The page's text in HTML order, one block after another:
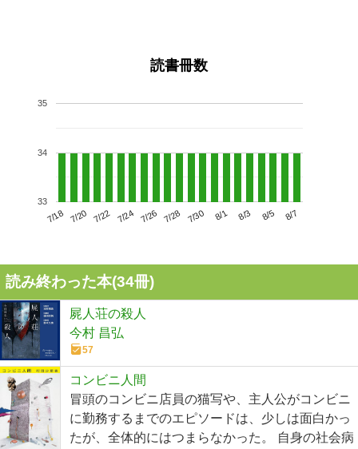
読書冊数
7/18 7/20 7/22 7/24 7/26 7/28 7/30 8/1 8/3 8/5 8/7
33
34
35
読み終わった本(34冊)
屍人荘の殺人
今村 昌弘
57
コンビニ人間
冒頭のコンビニ店員の猫写や、主人公がコンビニ
に勤務するまでのエピソードは、少しは面白かっ
たが、全体的にはつまらなかった。 自身の社会病